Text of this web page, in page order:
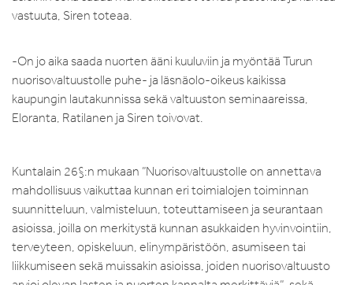
vastuuta, Siren toteaa.
-On jo aika saada nuorten ääni kuuluviin ja myöntää Turun
nuorisovaltuustolle puhe- ja läsnäolo-oikeus kaikissa
kaupungin lautakunnissa sekä valtuuston seminaareissa,
Eloranta, Ratilanen ja Siren toivovat.
Kuntalain 26§:n mukaan ”Nuorisovaltuustolle on annettava
mahdollisuus vaikuttaa kunnan eri toimialojen toiminnan
suunnitteluun, valmisteluun, toteuttamiseen ja seurantaan
asioissa, joilla on merkitystä kunnan asukkaiden hyvinvointiin,
terveyteen, opiskeluun, elinympäristöön, asumiseen tai
liikkumiseen sekä muissakin asioissa, joiden nuorisovaltuusto